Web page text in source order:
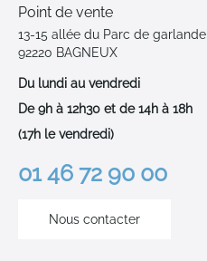
Point de vente
13-15 allée du Parc de garlande
92220 BAGNEUX
Du lundi au vendredi
De 9h à 12h30 et de 14h à 18h
(17h le vendredi)
01 46 72 90 00
Nous contacter